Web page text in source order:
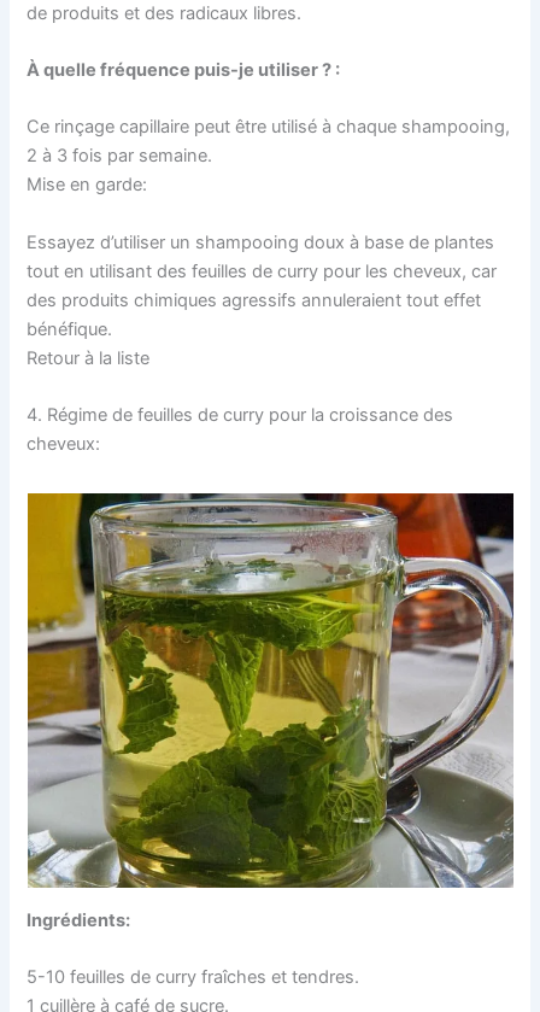
de produits et des radicaux libres.
À quelle fréquence puis-je utiliser ? :
Ce rinçage capillaire peut être utilisé à chaque shampooing,
2 à 3 fois par semaine.
Mise en garde:
Essayez d’utiliser un shampooing doux à base de plantes
tout en utilisant des feuilles de curry pour les cheveux, car
des produits chimiques agressifs annuleraient tout effet
bénéfique.
Retour à la liste
4. Régime de feuilles de curry pour la croissance des
cheveux:
Ingrédients:
5-10 feuilles de curry fraîches et tendres.
1 cuillère à café de sucre.